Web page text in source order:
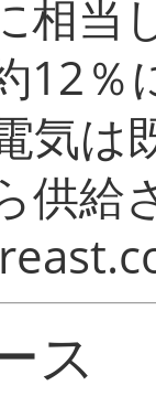
相当
12％
気は
供給
ス